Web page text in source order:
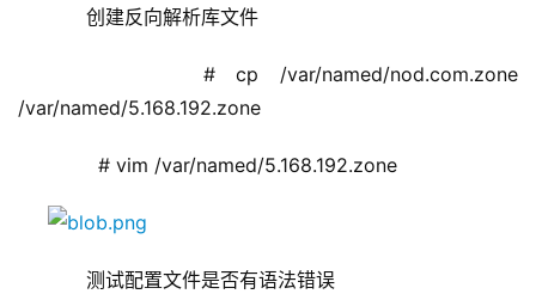
创建反向解析库文件
# cp /var/named/nod.com.zone
/var/named/5.168.192.zone
# vim /var/named/5.168.192.zone
测试配置文件是否有语法错误